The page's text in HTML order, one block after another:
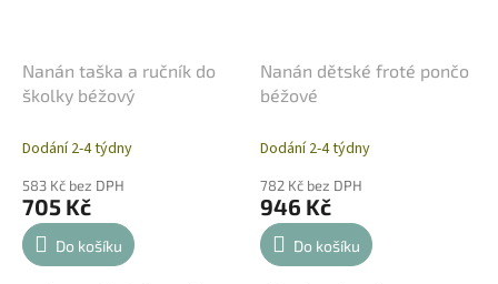
Nanán taška a ručník do
školky béžový
Dodání 2-4 týdny
583 Kč bez DPH
705 Kč
Do košíku
Nanán dětské froté pončo
béžové
Dodání 2-4 týdny
782 Kč bez DPH
946 Kč
Do košíku